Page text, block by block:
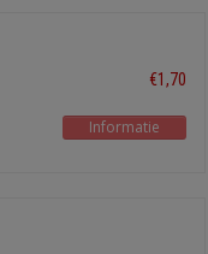
€1,70
Informatie